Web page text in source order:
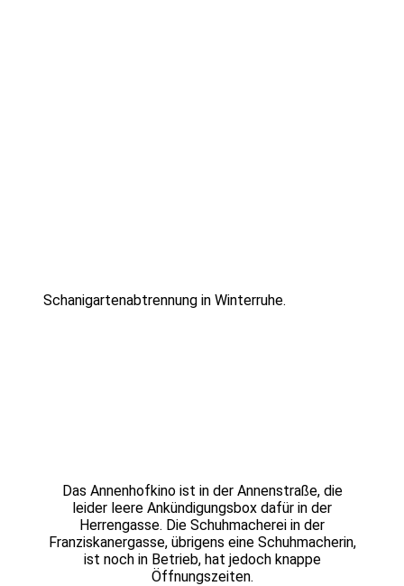
Schanigartenabtrennung in Winterruhe.
Das Annenhofkino ist in der Annenstraße, die
leider leere Ankündigungsbox dafür in der
Herrengasse. Die Schuhmacherei in der
Franziskanergasse, übrigens eine Schuhmacherin,
ist noch in Betrieb, hat jedoch knappe
Öffnungszeiten.